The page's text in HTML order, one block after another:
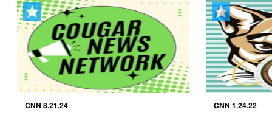
CNN 8.21.24 CNN 1.24.22